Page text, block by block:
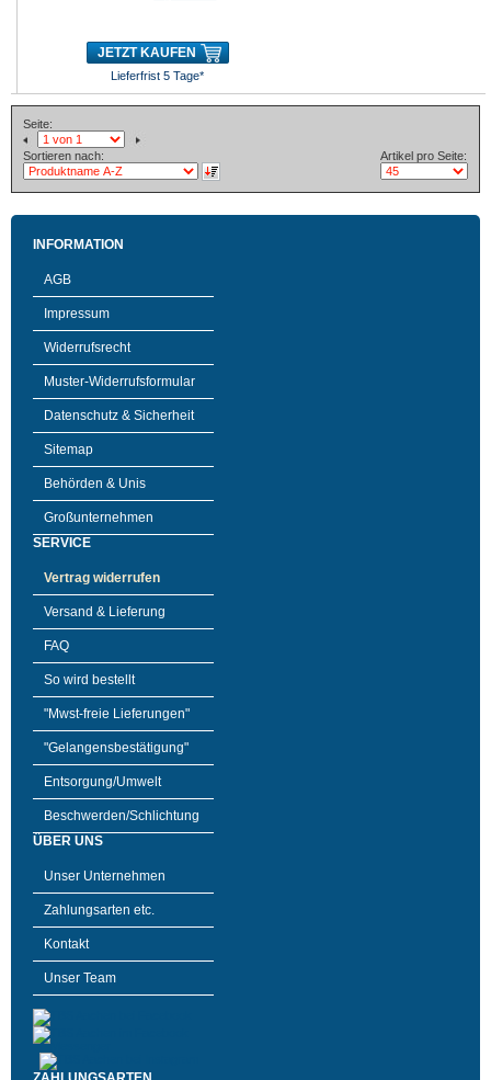
JETZT KAUFEN
Lieferfrist 5 Tage*
Seite:
Sortieren nach: Artikel pro Seite:
INFORMATION
AGB
Impressum
Widerrufsrecht
Muster-Widerrufsformular
Datenschutz & Sicherheit
Sitemap
Behörden & Unis
Großunternehmen
SERVICE
Vertrag widerrufen
Versand & Lieferung
FAQ
So wird bestellt
"Mwst-freie Lieferungen"
"Gelangensbestätigung"
Entsorgung/Umwelt
Beschwerden/Schlichtung
ÜBER UNS
Unser Unternehmen
Zahlungsarten etc.
Kontakt
Unser Team